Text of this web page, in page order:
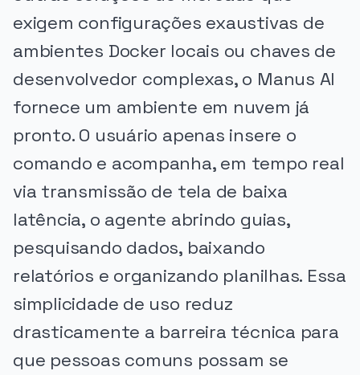
exigem configurações exaustivas de
ambientes Docker locais ou chaves de
desenvolvedor complexas, o Manus AI
fornece um ambiente em nuvem já
pronto. O usuário apenas insere o
comando e acompanha, em tempo real
via transmissão de tela de baixa
latência, o agente abrindo guias,
pesquisando dados, baixando
relatórios e organizando planilhas. Essa
simplicidade de uso reduz
drasticamente a barreira técnica para
que pessoas comuns possam se